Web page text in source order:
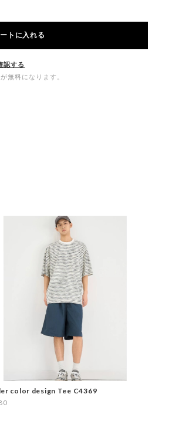
トに入れる
認する
無料になります。
color design Tee C4369